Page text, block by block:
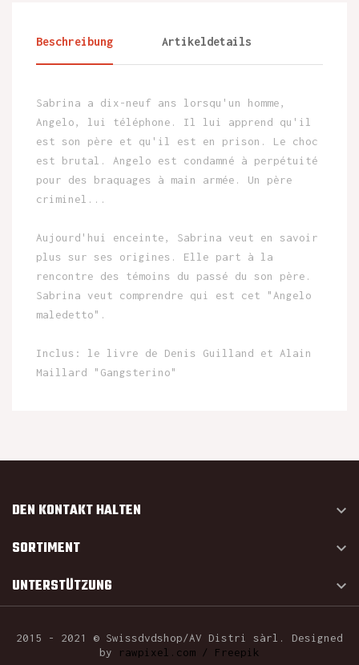
Beschreibung Artikeldetails
Sabrina a dix-neuf ans lorsqu'un homme,
Angelo, lui téléphone. Il lui apprend qu'il
est son père et qu'il est en prison. Le choc
est brutal. Angelo est condamné à perpétuité
pour des braquages à main armée. Un père
criminel...
Aujourd'hui enceinte, Sabrina veut en savoir
plus sur ses origines. Elle part à la
rencontre des témoins du passé du son père.
Sabrina veut comprendre qui est cet "Angelo
maledetto".
Inclus: le livre de Denis Guilland et Alain
Maillard "Gangsterino"
DEN KONTAKT HALTEN 
SORTIMENT 
UNTERSTÜTZUNG 
2015 - 2021 © Swissdvdshop/AV Distri sàrl. Designed
by
rawpixel.com / Freepik